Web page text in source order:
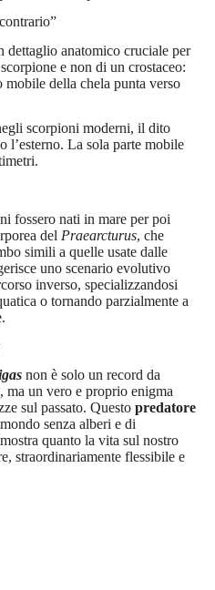
anatomico cruciale per
e non di un crostaceo:
della chela punta verso
scorpioni moderni, il dito
l’esterno. La sola parte mobile
fossero nati in mare per poi
del Praearcturus, che
simili a quelle usate dalle
uno scenario evolutivo
inverso, specializzandosi
o tornando parzialmente a
non è solo un record da
, ma un vero e proprio enigma
sul passato. Questo predatore
senza alberi e di
quanto la vita sul nostro
straordinariamente flessibile e